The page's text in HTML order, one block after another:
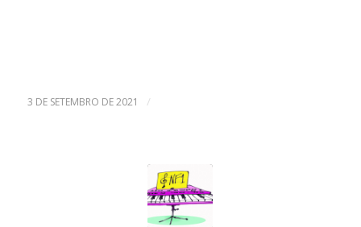
3 DE SETEMBRO DE 2021 /